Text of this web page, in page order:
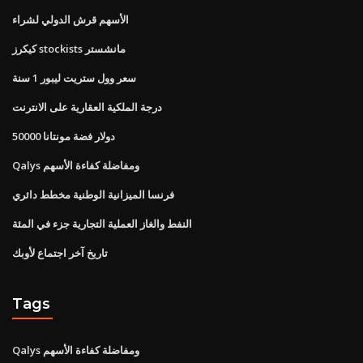
الأسهم قرش الدولي لشراء
كيكرز stockists مانشستر
سعر وول ستريت ليبور 1 سنة
درجة الملكية العقارية على الانترنت
50000 دولار فضة مونتانا
Qalys ومفاضلة كفاءة الأسهم
فرنسا الميزانية الوطنية مخطط دائري
النفط والغاز العملية التجارية جزء في المئة
تاريخ آخر اجتماع لأوبك
Tags
Qalys ومفاضلة كفاءة الأسهم